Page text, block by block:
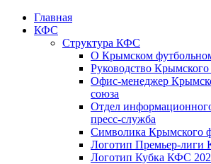
Главная
КФС
Структура КФС
О Крымском
Руководство
Офис-менеджер
союза
Отдел
пресс-служба
Символика Крымского
Логотип Премьер-лиги
Логотип Кубка КФС